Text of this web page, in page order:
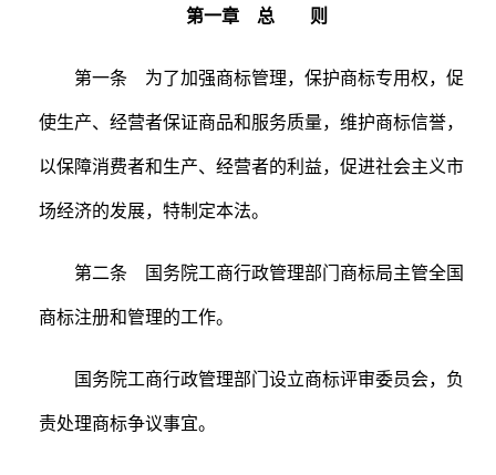
第一章 总 则
第一条 为了加强商标管理，保护商标专用权，促
使生产、经营者保证商品和服务质量，维护商标信誉，
以保障消费者和生产、经营者的利益，促进社会主义市
场经济的发展，特制定本法。
第二条 国务院工商行政管理部门商标局主管全国
商标注册和管理的工作。
国务院工商行政管理部门设立商标评审委员会，负
责处理商标争议事宜。